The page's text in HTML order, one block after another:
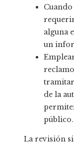
Cuando
alguna
un
de la
público.
La revisión